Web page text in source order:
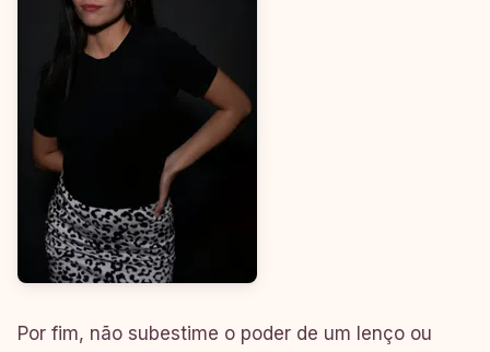
Por fim, não subestime o poder de um lenço ou